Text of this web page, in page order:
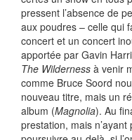
pressent l’absence de
aux poudres – celle qui
concert et un concert
apportée par Gavin
The Wilderness à venir
comme Bruce Soord
nouveau titre, mais un
album (Magnolia). Au
prestation, mais n’ayant